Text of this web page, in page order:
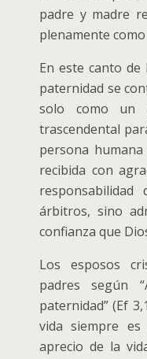
padre y madre
plenamente
En este canto
paternidad se
solo como un
trascendental
persona
recibida con
árbitros, sino
confianza que
Los esposos
padres según
paternidad” (Ef
vida siempre es
aprecio de la